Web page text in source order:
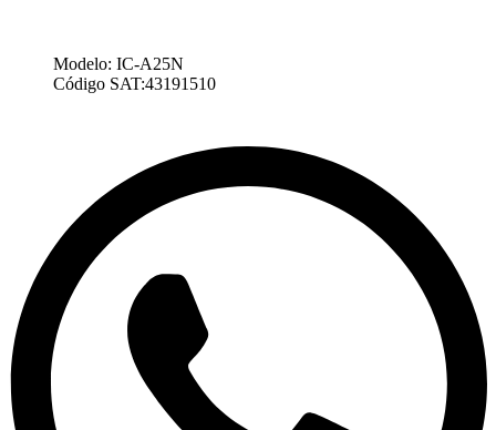
Modelo: IC-A25N
Código SAT:43191510